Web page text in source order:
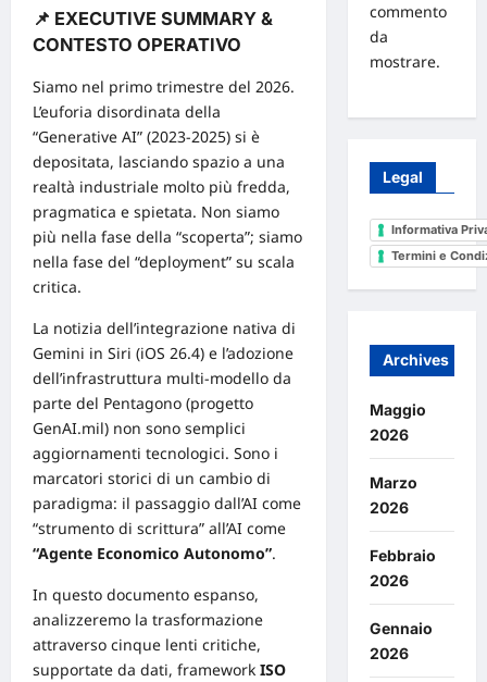
📌 EXECUTIVE SUMMARY &
CONTESTO OPERATIVO
Siamo nel primo trimestre del 2026.
L’euforia disordinata della
“Generative AI” (2023-2025) si è
depositata, lasciando spazio a una
realtà industriale molto più fredda,
pragmatica e spietata. Non siamo
più nella fase della “scoperta”; siamo
nella fase del “deployment” su scala
critica.
La notizia dell’integrazione nativa di
Gemini in Siri (iOS 26.4) e l’adozione
dell’infrastruttura multi-modello da
parte del Pentagono (progetto
GenAI.mil) non sono semplici
aggiornamenti tecnologici. Sono i
marcatori storici di un cambio di
paradigma: il passaggio dall’AI come
“strumento di scrittura” all’AI come
“Agente Economico Autonomo”.
In questo documento espanso,
analizzeremo la trasformazione
attraverso cinque lenti critiche,
supportate da dati, framework ISO
commento
da
mostrare.
Legal
Informativa
Termini e
Archives
Maggio
2026
Marzo
2026
Febbraio
2026
Gennaio
2026